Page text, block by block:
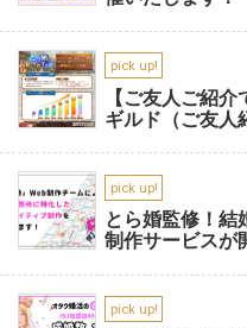
pick up!
【ご友人ご紹
ギルド（ご友人
pick up!
とら婚監修！結
制作サービスが
pick up!